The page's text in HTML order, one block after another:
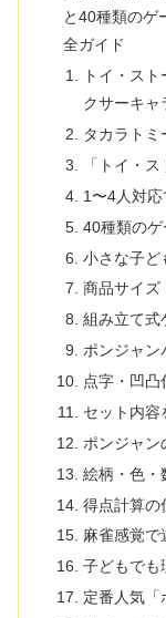
と40種類のゲ
全ガイド
トイ・ス
クサーキャ
タカラト
「トイ・
1〜4人対
40種類の
小さな子ど
商品サイズ
組み立て式
ポンジャン
点字・凹
セット内容
ポンジャン
絵柄・色・
得点計算の
麻雀感覚で
子どもでも
定番人気「